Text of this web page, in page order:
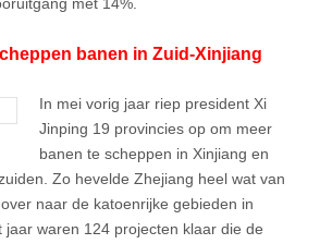
banen in Zuid-Xinjiang
In mei vorig jaar riep president Xi
Jinping 19 provincies op om meer
banen te scheppen in Xinjiang en
Zo hevelde Zhejiang heel wat van
naar de katoenrijke gebieden in
jaar waren 124 projecten klaar die de